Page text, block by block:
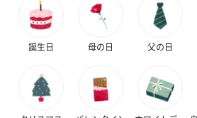
誕生日 母の日 父の日